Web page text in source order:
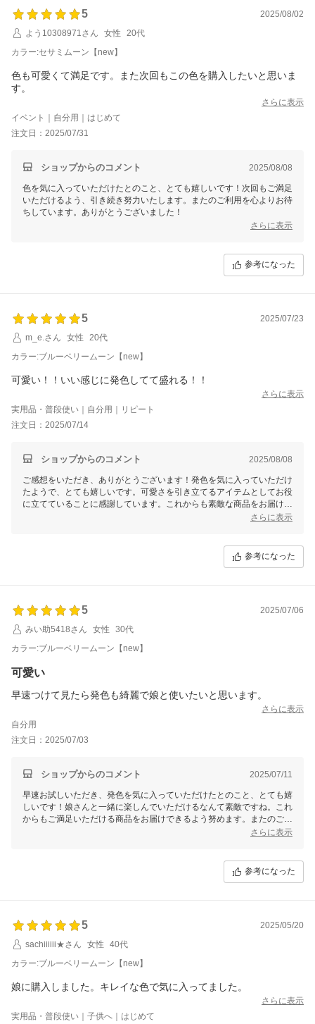
5
2025/08/02
よう10308971さん
女性
20代
カラー:セサミムーン【new】
色も可愛くて満足です。また次回もこの色を購入したいと思いま
す。
さらに表示
イベント｜自分用｜はじめて
注文日：2025/07/31
ショップからのコメント 2025/08/08
色を気に入っていただけたとのこと、とても嬉しいです！次回もご満足
いただけるよう、引き続き努力いたします。またのご利用を心よりお待
ちしています。ありがとうございました！
さらに表示
参考になった
5
2025/07/23
m_e.さん
女性
20代
カラー:ブルーベリームーン【new】
可愛い！！いい感じに発色してて盛れる！！
さらに表示
実用品・普段使い｜自分用｜リピート
注文日：2025/07/14
ショップからのコメント 2025/08/08
ご感想をいただき、ありがとうございます！発色を気に入っていただけ
たようで、とても嬉しいです。可愛さを引き立てるアイテムとしてお役
に立てていることに感謝しています。これからも素敵な商品をお届けで
きるよう努めますので、またのご利用をお待ちしています。ありがとう
さらに表示
参考になった
5
2025/07/06
みい助5418さん
女性
30代
カラー:ブルーベリームーン【new】
可愛い
早速つけて見たら発色も綺麗で娘と使いたいと思います。
さらに表示
自分用
注文日：2025/07/03
ショップからのコメント 2025/07/11
早速お試しいただき、発色を気に入っていただけたとのこと、とても嬉
しいです！娘さんと一緒に楽しんでいただけるなんて素敵ですね。これ
からもご満足いただける商品をお届けできるよう努めます。またのご利
さらに表示
参考になった
5
2025/05/20
sachiiiiii★さん
女性
40代
カラー:ブルーベリームーン【new】
娘に購入しました。キレイな色で気に入ってました。
さらに表示
実用品・普段使い｜子供へ｜はじめて